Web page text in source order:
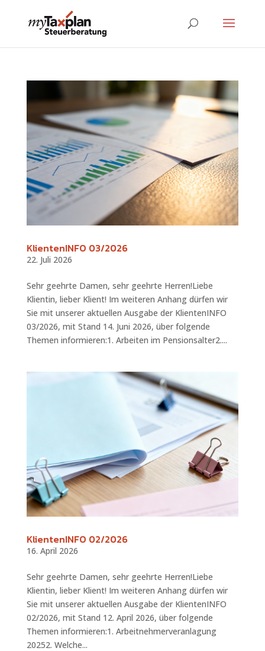
KlientenINFO 03/2026
22. Juli 2026
Sehr geehrte Damen, sehr geehrte Herren!Liebe
Klientin, lieber Klient! Im weiteren Anhang dürfen wir
Sie mit unserer aktuellen Ausgabe der KlientenINFO
03/2026, mit Stand 14. Juni 2026, über folgende
Themen informieren:1. Arbeiten im Pensionsalter2....
KlientenINFO 02/2026
16. April 2026
Sehr geehrte Damen, sehr geehrte Herren!Liebe
Klientin, lieber Klient! Im weiteren Anhang dürfen wir
Sie mit unserer aktuellen Ausgabe der KlientenINFO
02/2026, mit Stand 12. April 2026, über folgende
Themen informieren:1. Arbeitnehmerveranlagung
20252. Welche...